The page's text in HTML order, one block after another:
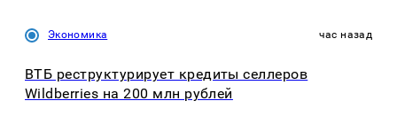
Экономика час назад
ВТБ реструктурирует кредиты селлеров
Wildberries на 200 млн рублей